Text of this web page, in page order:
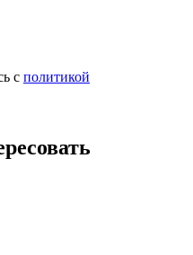
с политикой